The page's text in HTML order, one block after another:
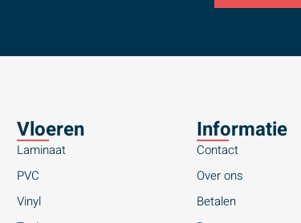
Vloeren
Laminaat
PVC
Vinyl
Informatie
Contact
Over ons
Betalen